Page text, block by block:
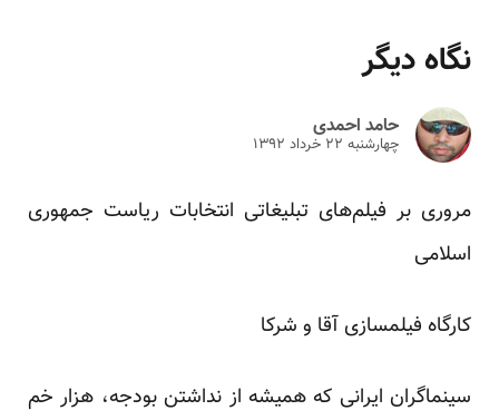
نگاه دیگر
حامد احمدی
چهارشنبه ۲۲ خرداد ۱۳۹۲
مروری بر فیلم‌های تبلیغاتی انتخابات ریاست جمهوری
اسلامی
کارگاه فیلمسازی آقا و شرکا
سینماگران ایرانی که همیشه از نداشتن بودجه، هزار خم